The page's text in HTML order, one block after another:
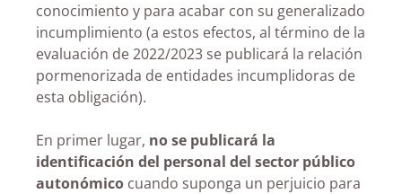
conocimiento y para acabar con su generalizado
incumplimiento (a estos efectos, al término de la
evaluación de 2022/2023 se publicará la relación
pormenorizada de entidades incumplidoras de
esta obligación).
En primer lugar, no se publicará la
identificación del personal del sector público
autonómico cuando suponga un perjuicio para